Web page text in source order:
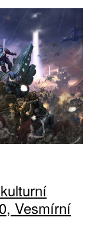
Vesmírní